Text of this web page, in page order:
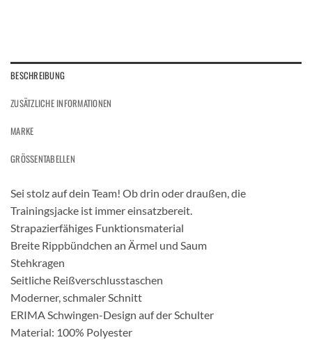
BESCHREIBUNG
ZUSÄTZLICHE INFORMATIONEN
MARKE
GRÖSSENTABELLEN
Sei stolz auf dein Team! Ob drin oder draußen, die
Trainingsjacke ist immer einsatzbereit.
Strapazierfähiges Funktionsmaterial
Breite Rippbündchen an Ärmel und Saum
Stehkragen
Seitliche Reißverschlusstaschen
Moderner, schmaler Schnitt
ERIMA Schwingen-Design auf der Schulter
Material: 100% Polyester